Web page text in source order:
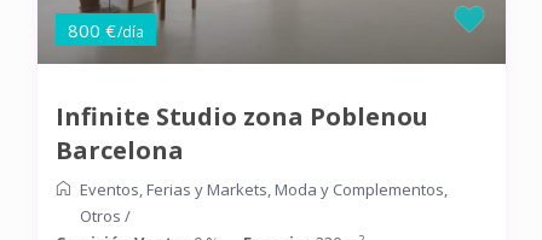
800 €/día
Infinite Studio zona Poblenou
Barcelona
Eventos, Ferias y Markets, Moda y Complementos,
Otros /